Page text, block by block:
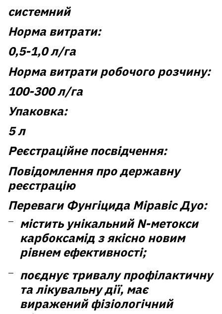
системний
Норма витрати:
0,5-1,0 л/га
Норма витрати робочого розчину:
100-300 л/га
Упаковка:
5 л
Реєстраційне посвідчення:
Повідомлення про державну
реєстрацію
Переваги Фунгіцида Міравіс Дуо:
містить унікальний N-метокси
карбоксамід з якісно новим
рівнем ефективності;
поєднує тривалу профілактичну
та лікувальну дії, має
виражений фізіологічний